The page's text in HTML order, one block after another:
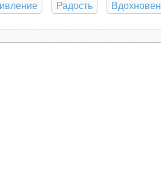
только сам кишечник
Они делают это
слизистой
Радость